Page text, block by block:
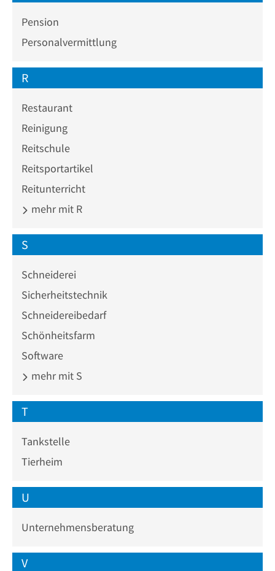
Pension
Personalvermittlung
R
Restaurant
Reinigung
Reitschule
Reitsportartikel
Reitunterricht
mehr mit R
S
Schneiderei
Sicherheitstechnik
Schneidereibedarf
Schönheitsfarm
Software
mehr mit S
T
Tankstelle
Tierheim
U
Unternehmensberatung
V